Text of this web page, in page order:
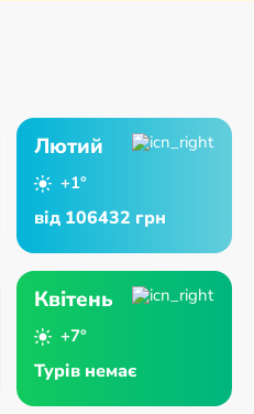
Лютий
+1°
від 106432 грн
Квітень
+7°
Турів немає